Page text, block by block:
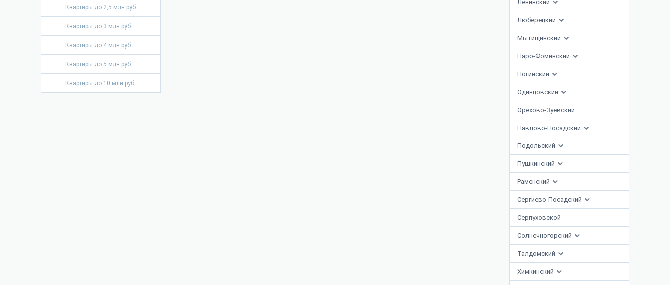
Квартиры до 2,5 млн руб.
Квартиры до 3 млн руб.
Квартиры до 4 млн руб.
Квартиры до 5 млн руб.
Квартиры до 10 млн руб.
Ленинский
Люберецкий
Мытищинский
Наро-Фоминский
Ногинский
Одинцовский
Орехово-Зуевский
Павлово-Посадский
Подольский
Пушкинский
Раменский
Сергиево-Посадский
Серпуховской
Солнечногорский
Талдомский
Химкинский